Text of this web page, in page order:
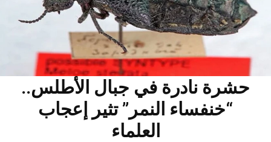
حشرة نادرة في جبال الأطلس..
“خنفساء النمر” تثير إعجاب
العلماء